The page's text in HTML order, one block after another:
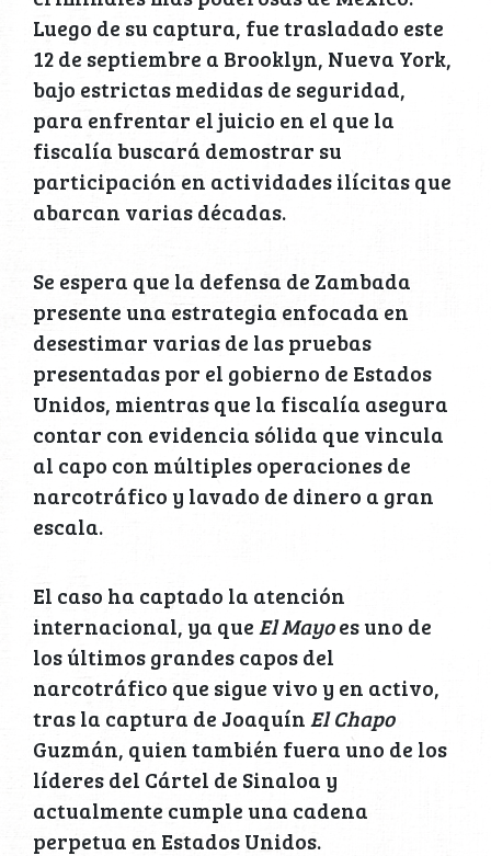
Luego de su captura, fue trasladado este
12 de septiembre a Brooklyn, Nueva York,
bajo estrictas medidas de seguridad,
para enfrentar el juicio en el que la
fiscalía buscará demostrar su
participación en actividades ilícitas que
abarcan varias décadas.
Se espera que la defensa de Zambada
presente una estrategia enfocada en
desestimar varias de las pruebas
presentadas por el gobierno de Estados
Unidos, mientras que la fiscalía asegura
contar con evidencia sólida que vincula
al capo con múltiples operaciones de
narcotráfico y lavado de dinero a gran
escala.
El caso ha captado la atención
internacional, ya que El Mayoes uno de
los últimos grandes capos del
narcotráfico que sigue vivo y en activo,
tras la captura de Joaquín El Chapo
Guzmán, quien también fuera uno de los
líderes del Cártel de Sinaloa y
actualmente cumple una cadena
perpetua en Estados Unidos.